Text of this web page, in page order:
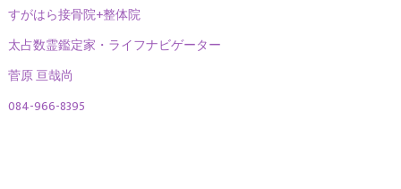
すがはら接骨院+整体院
太占数霊鑑定家・ライフナビゲーター
菅原 亘哉尚
084-966-8395